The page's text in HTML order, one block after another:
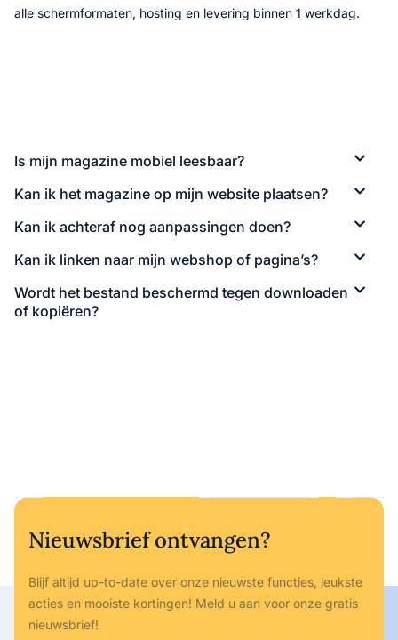
alle schermformaten, hosting en levering binnen 1 werkdag.
Is mijn magazine mobiel leesbaar?
Kan ik het magazine op mijn website plaatsen?
Kan ik achteraf nog aanpassingen doen?
Kan ik linken naar mijn webshop of pagina’s?
Wordt het bestand beschermd tegen downloaden
of kopiëren?
Nieuwsbrief ontvangen?
Blijf altijd up-to-date over onze nieuwste functies, leukste
acties en mooiste kortingen! Meld u aan voor onze gratis
nieuwsbrief!